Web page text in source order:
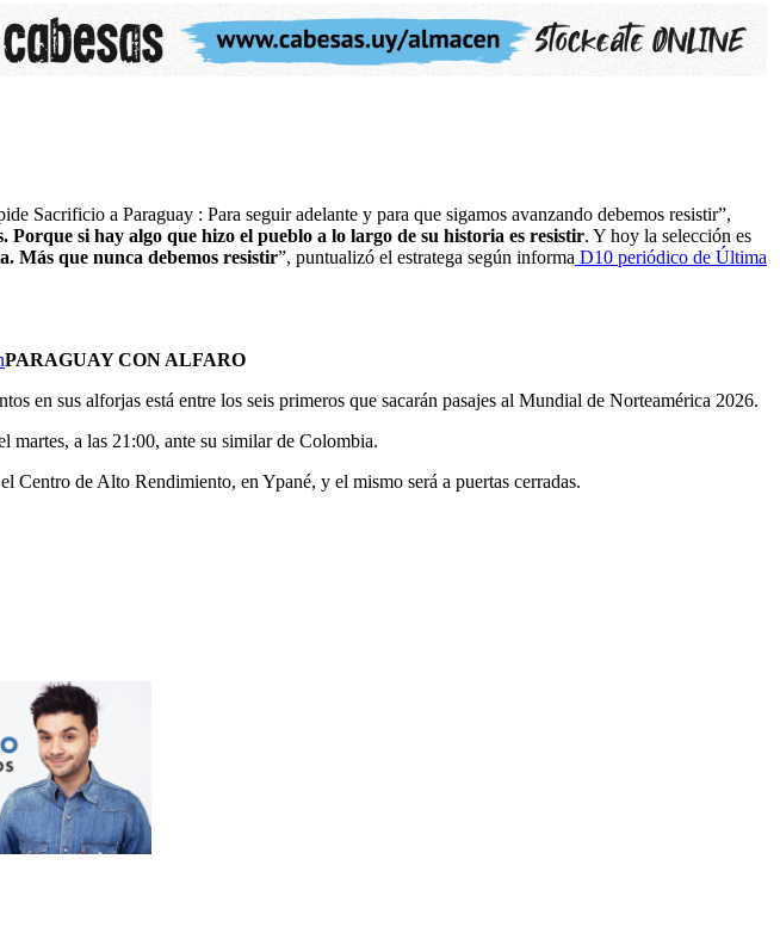
Sacrificio a Paraguay : Para seguir adelante y para que sigamos avanzando debemos resistir”,
si hay algo que hizo el pueblo a lo largo de su historia es resistir. Y hoy la selección es
Más que nunca debemos resistir”, puntualizó el estratega según informa D10 periódico de Última
PARAGUAY CON ALFARO
en sus alforjas está entre los seis primeros que sacarán pasajes al Mundial de Norteamérica 2026.
martes, a las 21:00, ante su similar de Colombia.
Centro de Alto Rendimiento, en Ypané, y el mismo será a puertas cerradas.